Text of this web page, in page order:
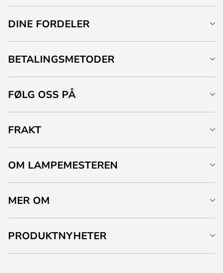
DINE FORDELER
BETALINGSMETODER
FØLG OSS PÅ
FRAKT
OM LAMPEMESTEREN
MER OM
PRODUKTNYHETER